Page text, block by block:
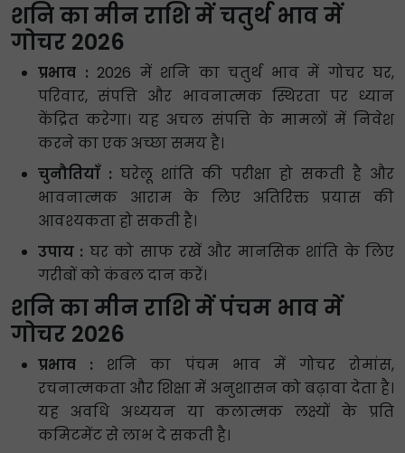
शनि का मीन राशि में चतुर्थ भाव में
गोचर 2026
प्रभाव : 2026 में शनि का चतुर्थ भाव में गोचर घर,
परिवार, संपत्ति और भावनात्मक स्थिरता पर ध्यान
केंद्रित करेगा। यह अचल संपत्ति के मामलों में निवेश
करने का एक अच्छा समय है।
चुनौतियाँ : घरेलू शांति की परीक्षा हो सकती है और
भावनात्मक आराम के लिए अतिरिक्त प्रयास की
आवश्यकता हो सकती है।
उपाय : घर को साफ रखें और मानसिक शांति के लिए
गरीबों को कंबल दान करें।
शनि का मीन राशि में पंचम भाव में
गोचर 2026
प्रभाव : शनि का पंचम भाव में गोचर रोमांस,
रचनात्मकता और शिक्षा में अनुशासन को बढ़ावा देता है।
यह अवधि अध्ययन या कलात्मक लक्ष्यों के प्रति
कमिटमेंट से लाभ दे सकती है।